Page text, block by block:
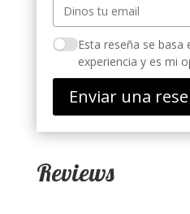
Esta reseña se basa
experiencia y es mi
Enviar una
Reviews